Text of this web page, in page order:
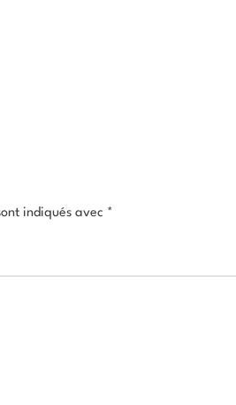
indiqués avec *